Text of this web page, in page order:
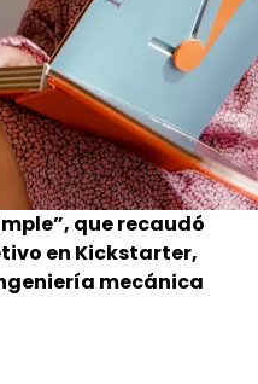
que recaudó
en Kickstarter,
mecánica